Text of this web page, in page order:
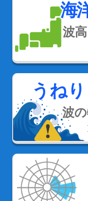
海
波
うね
波